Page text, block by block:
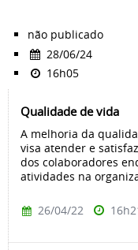
não publicado
28/06/24
16h05
Qualidade de vida
A melhoria da
visa atender e
dos colaboradores
atividades na
26/04/22